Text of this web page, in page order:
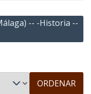
-- -Historia --
ORDENAR